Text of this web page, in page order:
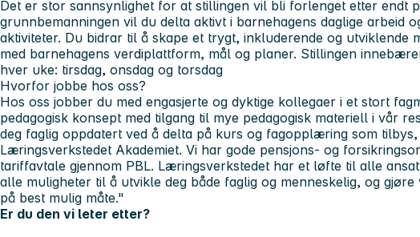
Det er stor sannsynlighet for at stillingen vil bli forlenget etter endt
grunnbemanningen vil du delta aktivt i barnehagens daglige arbeid
aktiviteter. Du bidrar til å skape et trygt, inkluderende og utviklende
med barnehagens verdiplattform, mål og planer. Stillingen
hver uke: tirsdag, onsdag og torsdag
Hvorfor jobbe hos oss?
Hos oss jobber du med engasjerte og dyktige kollegaer i et stort
pedagogisk konsept med tilgang til mye pedagogisk materiell i vår
deg faglig oppdatert ved å delta på kurs og fagopplæring som
Læringsverkstedet Akademiet. Vi har gode pensjons- og
tariffavtale gjennom PBL. Læringsverkstedet har et løfte til alle
alle muligheter til å utvikle deg både faglig og menneskelig, og gjøre
på best mulig måte."
Er du den vi leter etter?